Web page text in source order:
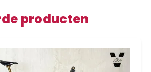
producten